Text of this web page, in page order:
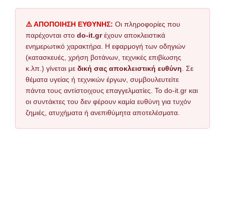
⚠️ ΑΠΟΠΟΙΗΣΗ ΕΥΘΥΝΗΣ: Οι πληροφορίες που
παρέχονται στο do-it.grέχουν αποκλειστικά
ενημερωτικό χαρακτήρα. Η εφαρμογή των οδηγιών
(κατασκευές, χρήση βοτάνων, τεχνικές επιβίωσης
κ.λπ.) γίνεται με δική σας αποκλειστική ευθύνη . Σε
θέματα υγείας ή τεχνικών έργων, συμβουλευτείτε
πάντα τους αντίστοιχους επαγγελματίες. Το do-it.gr και
οι συντάκτες του δεν φέρουν καμία ευθύνη για τυχόν
ζημιές, ατυχήματα ή ανεπιθύμητα αποτελέσματα.